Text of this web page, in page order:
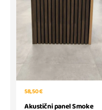
58,50 €
Akustični panel Smoke